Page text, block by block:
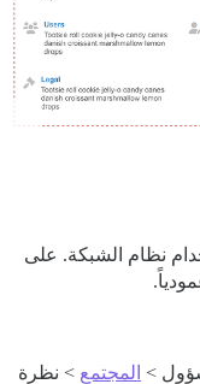
نظام الشبكة. على
> المجتمع > نظرة